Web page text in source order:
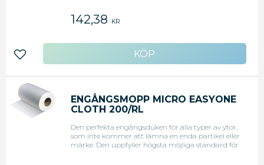
142,38 KR
Lägg till i favoriter
ENGÅNGSMOPP MICRO EASYONE
CLOTH 200/RL
Den perfekta engångsduken för alla typer av ytor,
som inte kommer att lämna en enda partikel eller
märke. Den uppfyller högsta möjliga standard för